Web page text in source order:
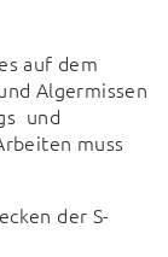
auf dem
Algermissen
und
muss
der S-